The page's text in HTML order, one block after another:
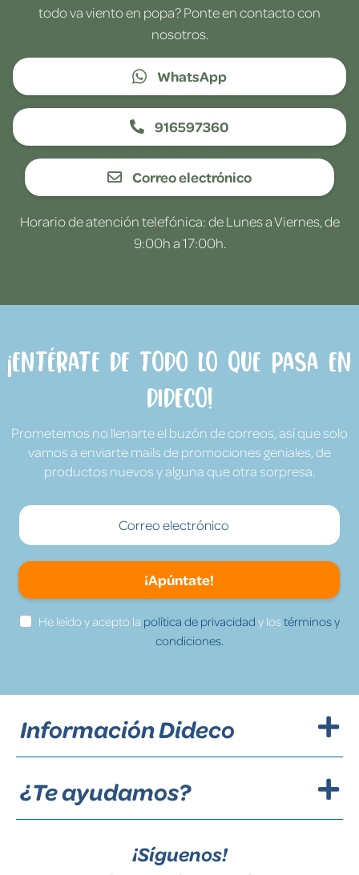
todo va viento en popa? Ponte en contacto con
nosotros.
WhatsApp
916597360
Correo electrónico
Horario de atención telefónica: de Lunes a Viernes, de
9:00h a 17:00h.
¡Entérate de todo lo que pasa en
Dideco!
Prometemos no llenarte el buzón de correos, así que solo
vamos a enviarte mails de promociones geniales, de
productos nuevos y alguna que otra sorpresa.
¡Apúntate!
He leído y acepto la política de privacidad y lostérminos y
condiciones.
Información Dideco
¿Te ayudamos?
¡Síguenos!